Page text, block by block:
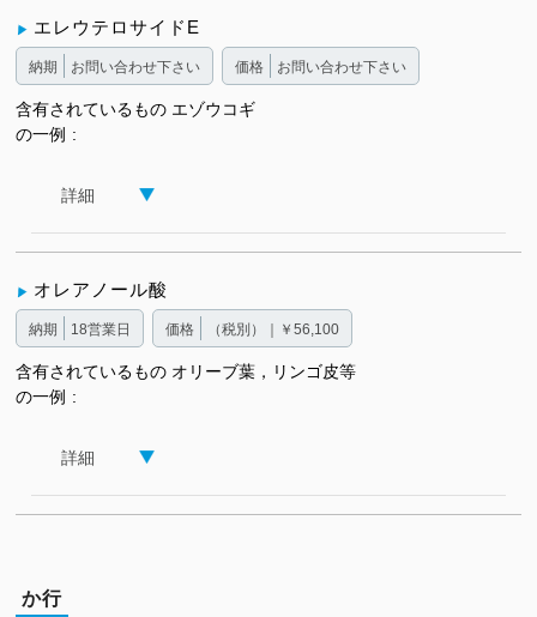
エレウテロサイドE
納期 お問い合わせ下さい 価格 お問い合わせ下さい
含有されているもの
の一例
エゾウコギ
詳細
オレアノール酸
納期 18営業日 価格 （税別）｜￥56,100
含有されているもの
の一例
オリーブ葉，リンゴ皮等
詳細
か行